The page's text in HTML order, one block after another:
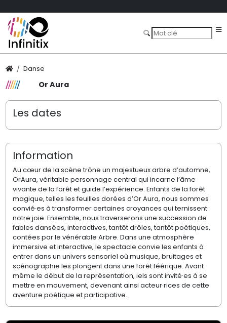
Danse
Or Aura
Les dates
Information
Au cœur de la scène trône un majestueux arbre d’automne,
OrAura, véritable personnage central qui incarne l’âme
vivante de la forêt et guide l’expérience. Enfants de la forêt
magique, telles les feuilles dorées d’Or Aura, nous sommes
convié·es à transformer certaines croyances qui ternissent
notre joie. Ensemble, nous traverserons une succession de
fables dansées, interactives, tantôt drôles, tantôt poétiques,
contées par le vénérable Arbre. Dans une atmosphère
immersive et interactive, le spectacle convie les enfants à
entrer dans un univers sensoriel où musique, bruitages et
scénographie les plongent dans une forêt féérique. Avant
même le début de la représentation, iels sont invité·es à se
mettre en mouvement, devenant ainsi acteur·rices de cette
aventure poétique et participative.